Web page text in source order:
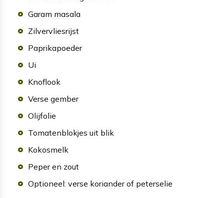
Garam masala
Zilvervliesrijst
Paprikapoeder
Ui
Knoflook
Verse gember
Olijfolie
Tomatenblokjes uit blik
Kokosmelk
Peper en zout
Optioneel: verse koriander of peterselie